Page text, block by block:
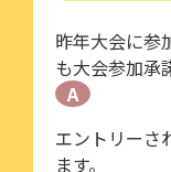
昨年大会に参
も大会参加承
A
エントリーさ
ます。